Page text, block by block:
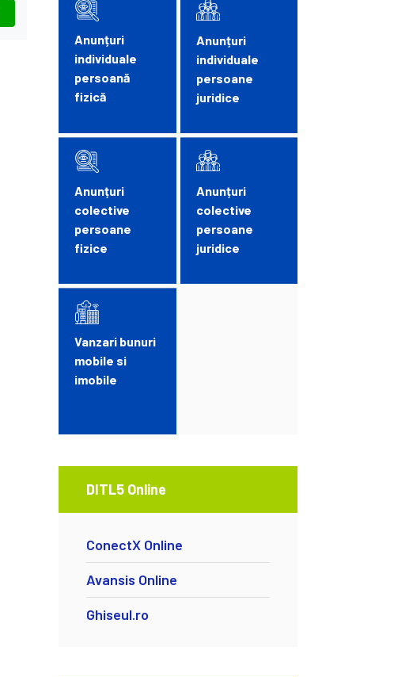
Anunțuri
individuale
persoană
fizică
Anunțuri
colective
persoane
fizice
Vanzari bunuri
mobile si
imobile
Anunțuri
individuale
persoane
juridice
Anunțuri
colective
persoane
juridice
DITL5 Online
ConectX Online
Avansis Online
Ghiseul.ro